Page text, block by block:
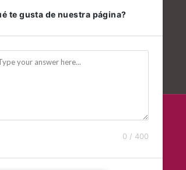
te gusta de nuestra página?
0 / 400